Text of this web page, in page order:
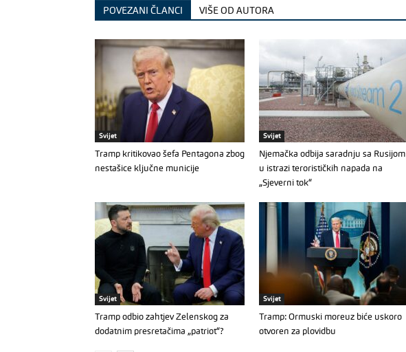
POVEZANI ČLANCI VIŠE OD AUTORA
Svijet
Tramp kritikovao šefa Pentagona zbog
nestašice ključne municije
Svijet
Njemačka odbija saradnju sa Rusijom
u istrazi terorističkih napada na
„Sjeverni tok“
Svijet
Tramp odbio zahtjev Zelenskog za
dodatnim presretačima „patriot“?
Svijet
Tramp: Ormuski moreuz biće uskoro
otvoren za plovidbu